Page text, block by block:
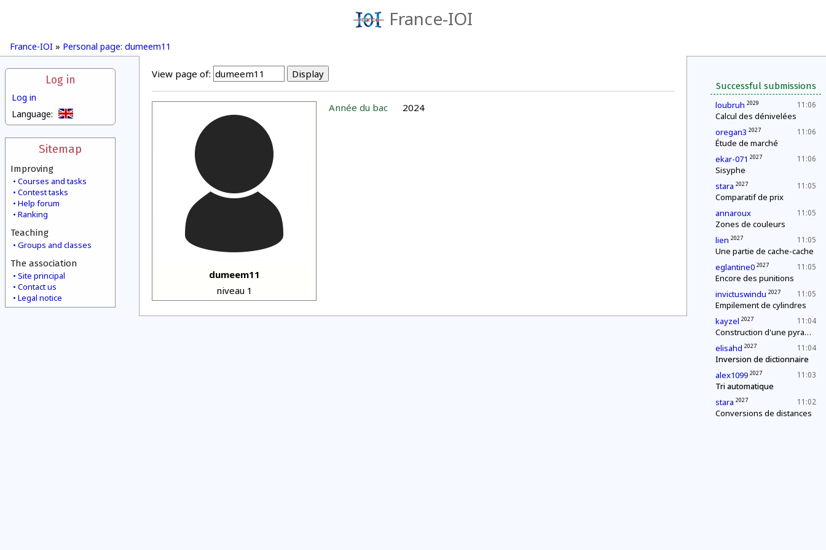
France-IOI
France-IOI » Personal page: dumeem11
Log in
Log in
Language:
Sitemap
Improving
Courses and tasks
Contest tasks
Help forum
Ranking
Teaching
Groups and classes
The association
Site principal
Contact us
Legal notice
Successful submissions
11:06
loubruh 2029
Calcul des dénivelées
11:06
oregan3 2027
Étude de marché
11:06
ekar-071 2027
Sisyphe
11:05
stara 2027
Comparatif de prix
11:05
annaroux
Zones de couleurs
11:05
lien 2027
Une partie de cache-cache
11:05
eglantine0 2027
Encore des punitions
11:05
invictuswindu 2027
Empilement de cylindres
11:04
kayzel 2027
Construction d'une pyramide
11:04
elisahd 2027
Inversion de dictionnaire
11:03
alex1099 2027
Tri automatique
11:02
stara 2027
Conversions de distances
View page of:
dumeem11
niveau 1
Année du bac 2024